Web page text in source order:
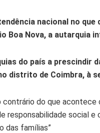
nacional no que
Boa Nova, a autarquia
do país a prescindir
distrito de Coimbra, à
do que acontece
responsabilidade social
das famílias”